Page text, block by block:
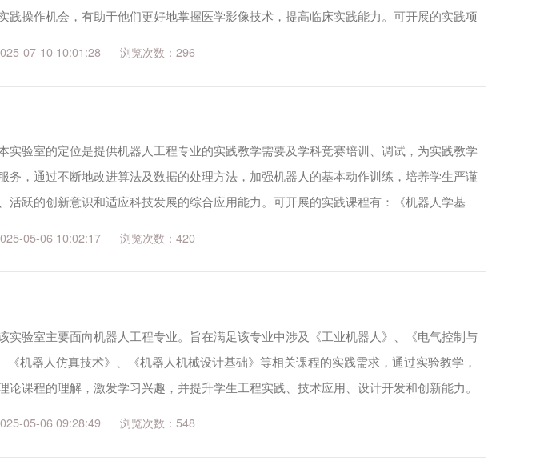
践操作机会，有助于他们更好地掌握医学影像技术，提高临床实践能力。可开展的实践项
07-10 10:01:28 296
实验室的定位是提供机器人工程专业的实践教学需要及学科竞赛培训、调试，为实践教学
务，通过不断地改进算法及数据的处理方法，加强机器人的基本动作训练，培养学生严谨
活跃的创新意识和适应科技发展的综合应用能力。可开展的实践课程有：《机器人学基
05-06 10:02:17 420
实验室主要面向机器人工程专业。旨在满足该专业中涉及《工业机器人》、《电气控制与
《机器人仿真技术》、《机器人机械设计基础》等相关课程的实践需求，通过实验教学，
论课程的理解，激发学习兴趣，并提升学生工程实践、技术应用、设计开发和创新能力。
05-06 09:28:49 548